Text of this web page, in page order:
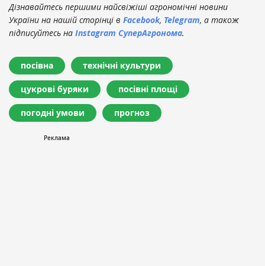
Дізнавайтесь першими найсвіжіші агрономічні новини
України на нашій сторінці в Facebook, Telegram, а також
підписуйтесь на Instagram СуперАгронома.
посівна технічні культури
цукрові буряки посівні площі
погодні умови прогноз